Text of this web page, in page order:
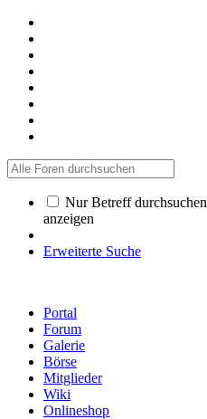
Nur Betreff durchsuchen
anzeigen
Erweiterte Suche
Portal
Forum
Galerie
Börse
Mitglieder
Wiki
Onlineshop